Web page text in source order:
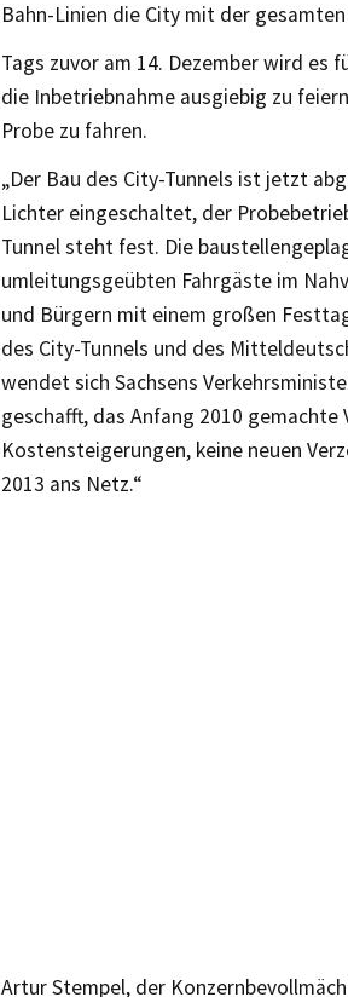
Bahn-Linien die City mit der
Tags zuvor am 14. Dezember wird es
die Inbetriebnahme ausgiebig zu
Probe zu fahren.
„Der Bau des City-Tunnels ist jetzt
Lichter eingeschaltet, der
Tunnel steht fest. Die
umleitungsgeübten Fahrgäste im
und Bürgern mit einem großen
des City-Tunnels und des
wendet sich Sachsens
geschafft, das Anfang 2010 gemachte
Kostensteigerungen, keine neuen
2013 ans Netz.“
Artur Stempel, der